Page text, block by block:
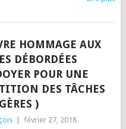
HOMMAGE AUX
DÉBORDÉES
POUR UNE
DES TÂCHES
)
février 27, 2018